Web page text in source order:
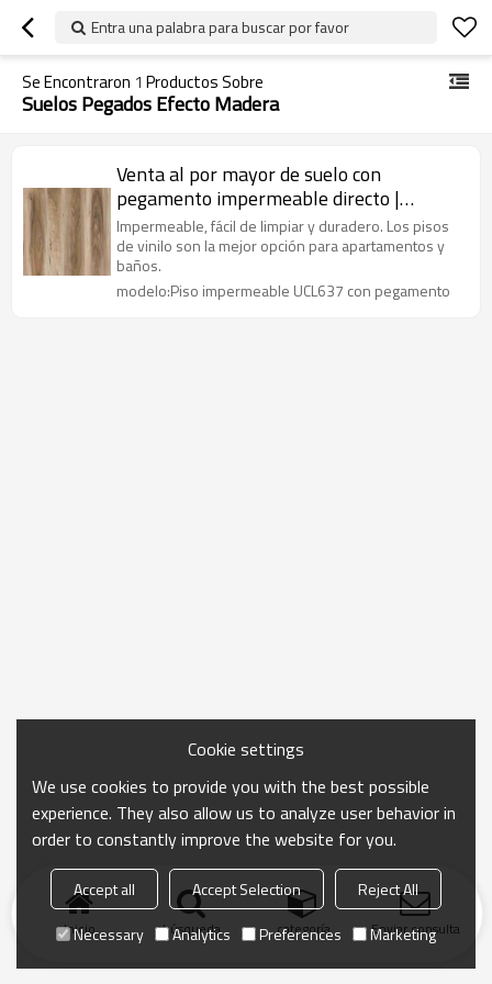
Entra una palabra para buscar por favor
Se Encontraron 1 Productos Sobre
Suelos Pegados Efecto Madera
Venta al por mayor de suelo con
pegamento impermeable directo |
Pegamento de vinilo beige de 2 mm |
Baldosa de plástico para baño
Impermeable, fácil de limpiar y duradero. Los pisos
de vinilo son la mejor opción para apartamentos y
baños.
modelo:Piso impermeable UCL637 con pegamento
Inicio búsqueda categoría Enviar consulta
Cookie settings
We use cookies to provide you with the best possible
experience. They also allow us to analyze user behavior in
order to constantly improve the website for you.
Accept all Accept Selection
Reject All
Necessary
Analytics Preferences Marketing